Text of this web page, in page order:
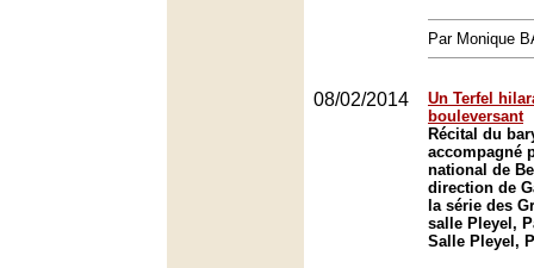
Par Monique
08/02/2014
Un Terfel
bouleversant
Récital du
accompagné
national de
direction de
la série des
salle Pleyel,
Salle Pleyel,